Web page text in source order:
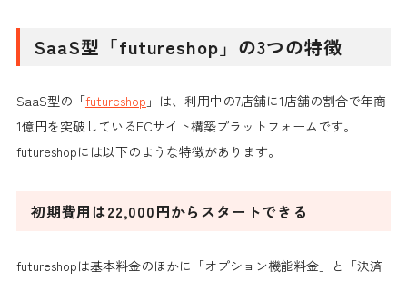
SaaS型「futureshop」の3つの特徴
SaaS型の「futureshop 」は、利用中の7店舗に1店舗の割合で年商
1億円を突破しているECサイト構築プラットフォームです。
futureshopには以下のような特徴があります。
初期費用は22,000円からスタートできる
futureshopは基本料金のほかに「オプション機能料金」と「決済